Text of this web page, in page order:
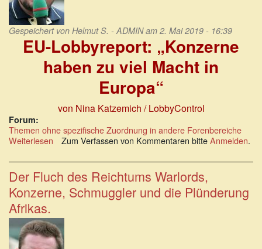
Gespeichert von Helmut S. - ADMINam 2. Mai 2019 - 16:39
EU-Lobbyreport: „Konzerne
haben zu viel Macht in
Europa“
von Nina Katzemich / LobbyControl
Forum:
Themen ohne spezifische Zuordnung in andere Forenbereiche
Weiterlesen über
Lobbyreport:
„Konzerne
haben
zu
viel
in
Europa“
Zum Verfassen von Kommentaren bitteAnmelden.
Der Fluch des Reichtums Warlords,
Konzerne, Schmuggler und die Plünderung
Afrikas.